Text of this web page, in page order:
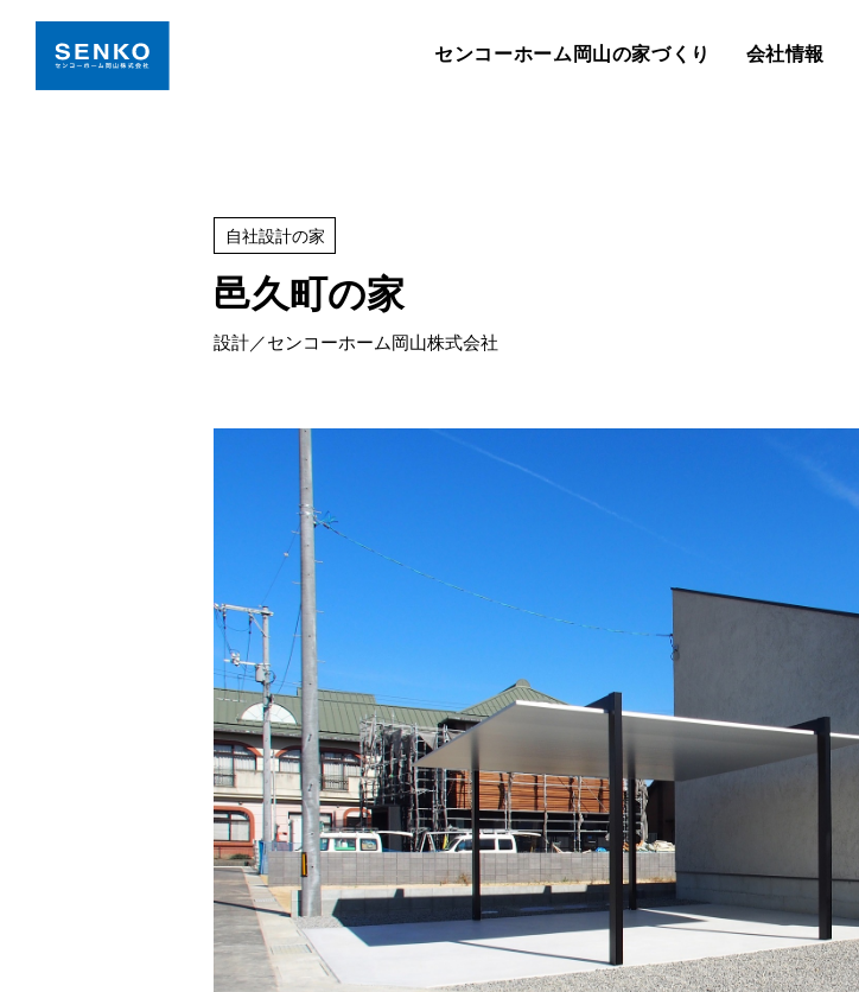
センコーホーム岡山の家づくり 会社情報
自社設計の家
邑久町の家
設計／センコーホーム岡山株式会社